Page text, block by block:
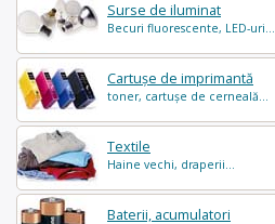
Surse de iluminat
Becuri fluorescente, LED-uri...
Cartușe de imprimantă
toner, cartușe de cerneală...
Textile
Haine vechi, draperii...
Baterii, acumulatori